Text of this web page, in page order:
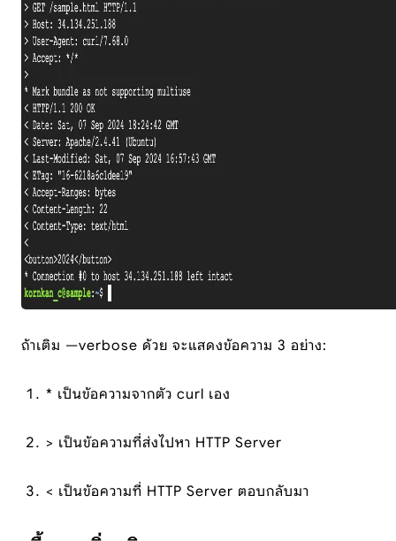
ถ้าเติม —verbose ด้วย จะแสดงข้อความ 3 อย่าง:
* เป็นข้อความจากตัว curl เอง
> เป็นข้อความที่ส่งไปหา HTTP Server
< เป็นข้อความที่ HTTP Server ตอบกลับมา